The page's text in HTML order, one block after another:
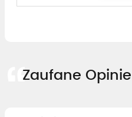
Zaufane Opinie